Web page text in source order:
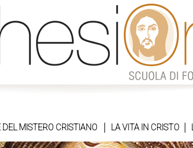
MISTERO CRISTIANO LA VITA IN CRISTO